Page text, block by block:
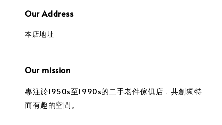
Our Address
本店地址
Our mission
專注於1950s至1990s的二手老件傢俱店，共創獨特
而有趣的空間。